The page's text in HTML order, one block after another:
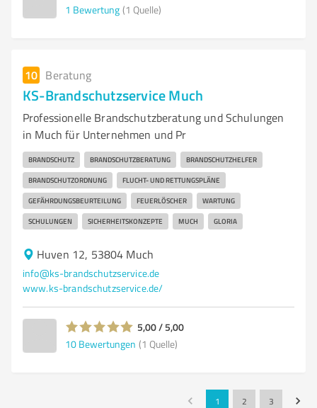
1 Bewertung (1 Quelle)
10 Beratung
KS-Brandschutzservice Much
Professionelle Brandschutzberatung und Schulungen
in Much für Unternehmen und Pr
BRANDSCHUTZ BRANDSCHUTZBERATUNG BRANDSCHUTZHELFER
BRANDSCHUTZORDNUNG FLUCHT- UND RETTUNGSPLÄNE
GEFÄHRDUNGSBEURTEILUNG FEUERLÖSCHER WARTUNG
SCHULUNGEN SICHERHEITSKONZEPTE MUCH GLORIA
Huven 12, 53804 Much
info@ks-brandschutzservice.de
www.ks-brandschutzservice.de/
5,00 / 5,00
10 Bewertungen (1 Quelle)
1 2 3